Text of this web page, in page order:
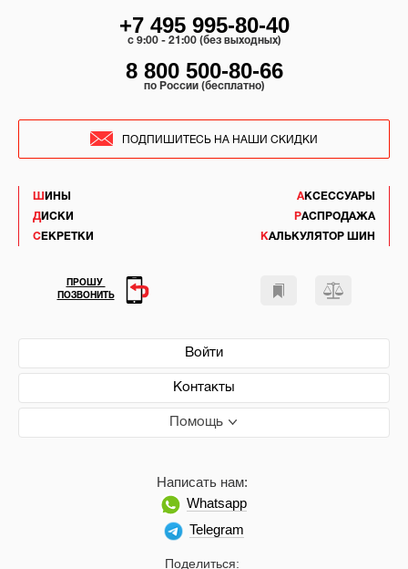
ШИНЫ
ДИСКИ
СЕКРЕТКИ
АКСЕССУАРЫ
РАСПРОДАЖА
КАЛЬКУЛЯТОР ШИН
Войти
Контакты
Помощь
Поделиться:
Написать нам:
Whatsapp
Telegram
+7 495 995-80-40
c 9:00 - 21:00 (без выходных)
8 800 500-80-66
по России (бесплатно)
ПОДПИШИТЕСЬ НА НАШИ СКИДКИ
ПРОШУ
ПОЗВОНИТЬ